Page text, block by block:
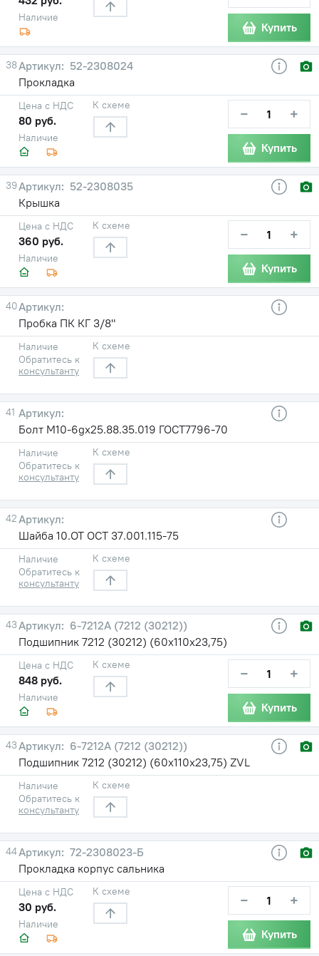
Наличие
Купить
38
52-2308024
Прокладка
Наличие
Цена с НДС
80 руб.
К схеме − +
Купить
39
52-2308035
Крышка
Наличие
Цена с НДС
360 руб.
К схеме − +
Купить
40
Пробка ПК КГ 3/8"
Наличие
Обратитесь к
консультанту
К схеме
41
Болт М10-6gх25.88.35.019 ГОСТ7796-70
Наличие
Обратитесь к
консультанту
К схеме
42
Шайба 10.ОТ ОСТ 37.001.115-75
Наличие
Обратитесь к
консультанту
К схеме
43
6-7212А (7212 (30212))
Подшипник 7212 (30212) (60х110х23,75)
Наличие
Цена с НДС
848 руб.
К схеме − +
Купить
43
6-7212А (7212 (30212))
Подшипник 7212 (30212) (60х110х23,75) ZVL
Наличие
Обратитесь к
консультанту
К схеме
44
72-2308023-Б
Прокладка корпус сальника
Наличие
Цена с НДС
30 руб.
К схеме − +
Купить